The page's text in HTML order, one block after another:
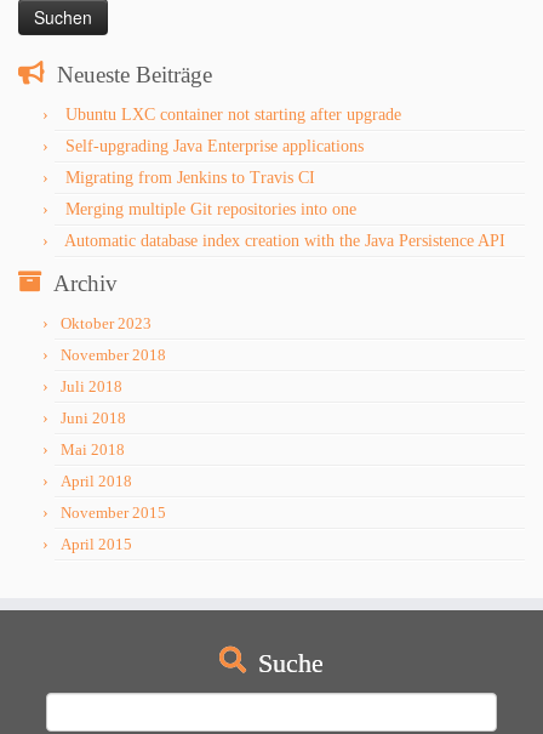
Neueste Beiträge
Ubuntu LXC container not starting after upgrade
Self-upgrading Java Enterprise applications
Migrating from Jenkins to Travis CI
Merging multiple Git repositories into one
Automatic database index creation with the Java Persistence API
Archiv
Oktober 2023
November 2018
Juli 2018
Juni 2018
Mai 2018
April 2018
November 2015
April 2015
Suche